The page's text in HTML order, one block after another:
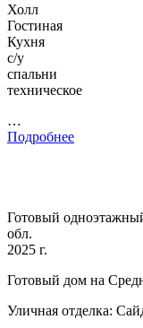
Холл
Гостиная
Кухня
с/у
спальни
техническое
…
Подробнее
Готовый
обл.
2025 г.
Готовый дом на
Уличная отделка: